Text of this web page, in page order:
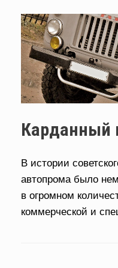
Карданный
В истории
автопрома было
в огромном
коммерческой и